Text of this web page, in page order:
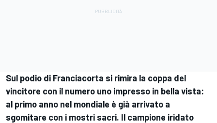
Sul podio di Franciacorta si rimira la coppa del
vincitore con il numero uno impresso in bella vista:
al primo anno nel mondiale è già arrivato a
sgomitare con i mostri sacri. Il campione iridato